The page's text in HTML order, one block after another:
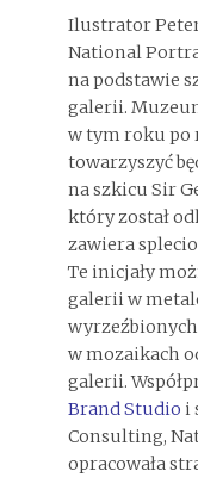
Ilustrator
National
na podstawie
galerii.
w tym roku po
towarzyszyć
na szkicu Sir
który został
zawiera
Te inicjały
galerii w
w mozaikach
galerii.
Brand Studio i
Consulting,
opracowała